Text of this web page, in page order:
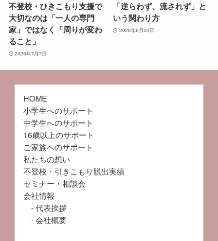
不登校・ひきこもり支援で
大切なのは「一人の専門
家」ではなく「周りが変わ
ること」
2026年7月7日
「逆らわず、流されず」と
いう関わり方
2026年6月30日
HOME
小学生へのサポート
中学生へのサポート
16歳以上のサポート
ご家族へのサポート
私たちの想い
不登校・引きこもり脱出実績
セミナー・相談会
会社情報
代表挨拶
会社概要